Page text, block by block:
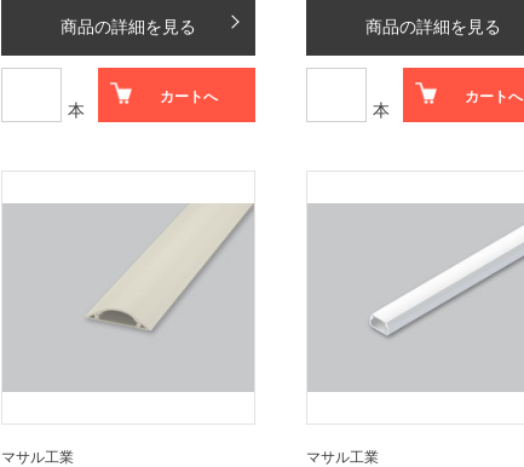
商品の詳細を見る
本
カートへ
商品の詳細を見る
本
カートへ
マサル工業 マサル工業